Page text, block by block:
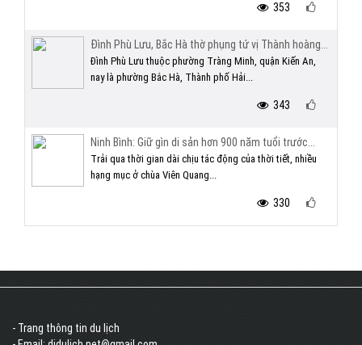
353
Đình Phù Lưu, Bắc Hà thờ phụng tứ vị Thành hoàng...
Đình Phù Lưu thuộc phường Tràng Minh, quận Kiến An,
nay là phường Bắc Hà, Thành phố Hải...
343
Ninh Bình: Giữ gìn di sản hơn 900 năm tuổi trước...
Trải qua thời gian dài chịu tác động của thời tiết, nhiều
hạng mục ở chùa Viên Quang...
330
- Trang thông tin du lịch